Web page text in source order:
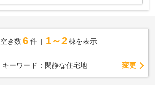
空き数 6 件 1～2 棟を表示
キーワード：閑静な住宅地 変更